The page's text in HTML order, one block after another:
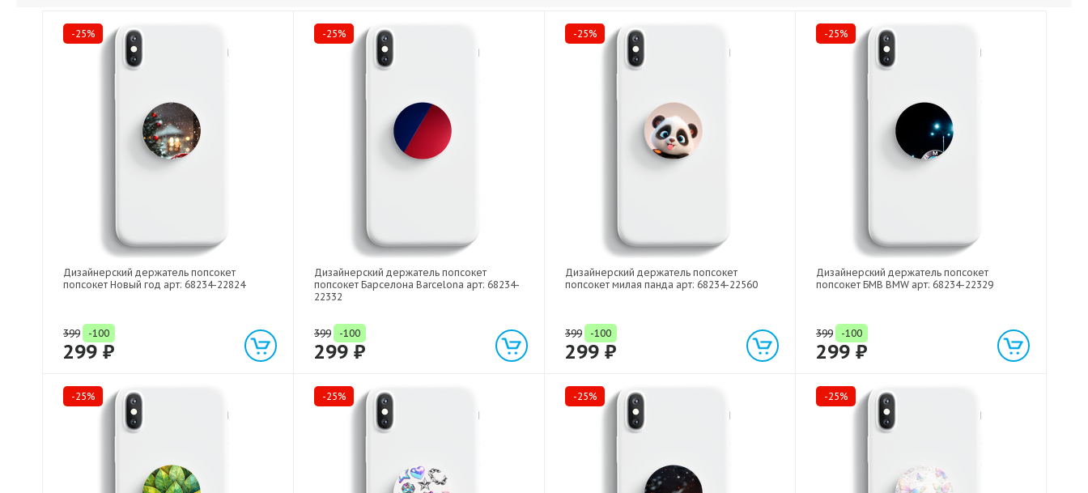
-25%
Дизайнерский держатель попсокет
попсокет Новый год арт: 68234-22824
399 -100
299 ₽
-25%
Дизайнерский держатель попсокет
попсокет Барселона Barcelona арт: 68234-
22332
399 -100
299 ₽
-25%
Дизайнерский держатель попсокет
попсокет милая панда арт: 68234-22560
399 -100
299 ₽
-25%
Дизайнерский держатель попсокет
попсокет БМВ BMW арт: 68234-22329
399 -100
299 ₽
-25% -25% -25% -25%